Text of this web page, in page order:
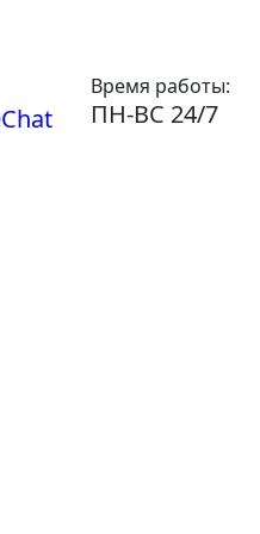
Время работы:
ПН-ВС 24/7